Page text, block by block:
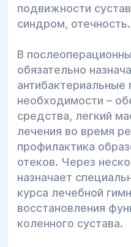
подвижности
синдром, отечность.
В
обязательно
антибактериальные
необходимости –
средства, легкий
лечения во время
профилактика
отеков. Через
назначает
курса лечебной
восстановления
коленного сустава.